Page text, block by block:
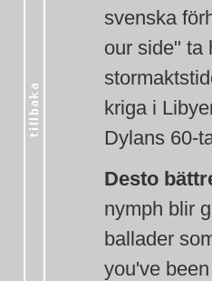
svenska
our side" ta
kriga i
Dylans 60-
Desto
nymph blir
ballader
you've